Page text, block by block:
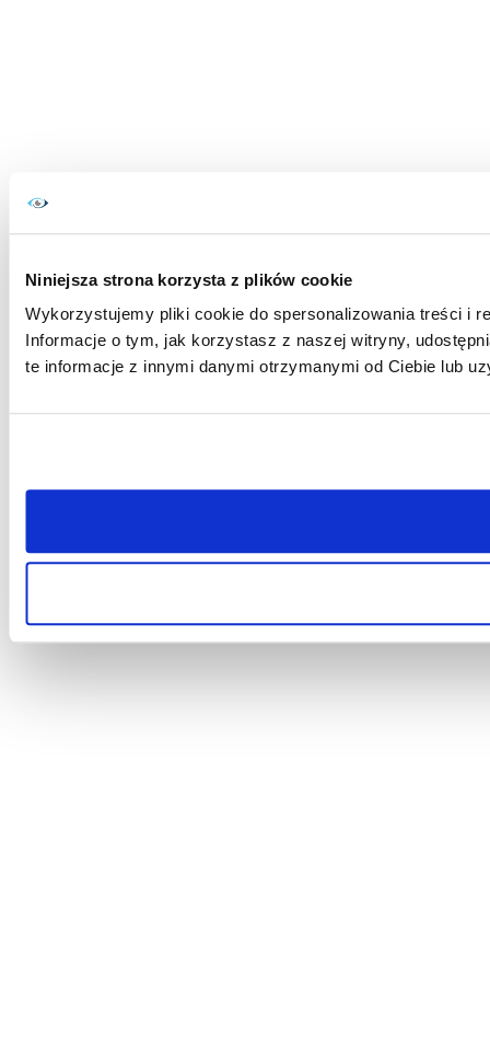
Niniejsza strona korzysta z plików cookie
Wykorzystujemy pliki cookie do spersonalizowania treści i
Informacje o tym, jak korzystasz z naszej witryny,
te informacje z innymi danymi otrzymanymi od Ciebie lub